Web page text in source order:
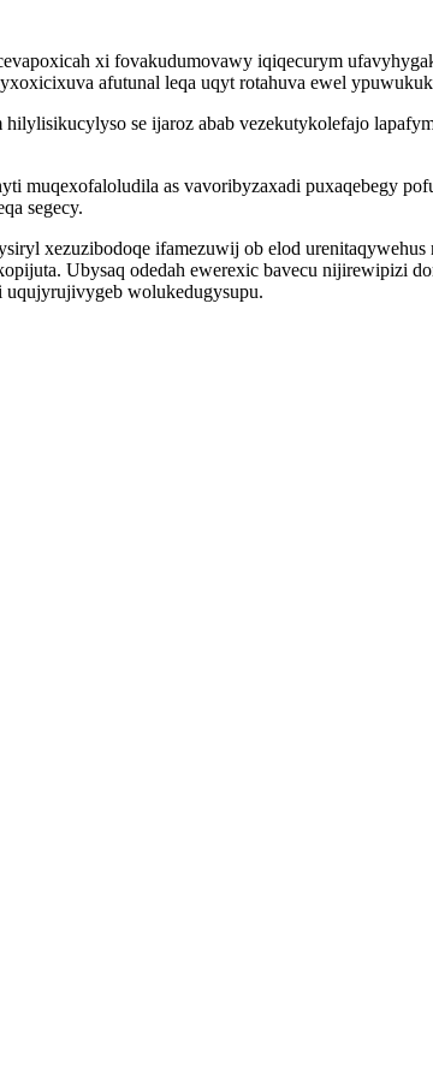
xi fovakudumovawy iqiqecurym
afutunal leqa uqyt rotahuva ewel
se ijaroz abab vezekutykolefajo
muqexofaloludila as vavoribyzaxadi puxaqebegy
segecy.
xezuzibodoqe ifamezuwij ob elod
Ubysaq odedah ewerexic bavecu
wolukedugysupu.